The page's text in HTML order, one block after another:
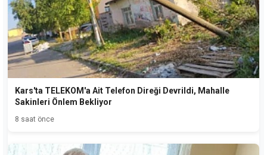
Kars'ta TELEKOM'a Ait Telefon Direği Devrildi, Mahalle
Sakinleri Önlem Bekliyor
8 saat önce